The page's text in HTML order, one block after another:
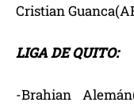
Cristian
LIGA DE QUITO:
-Brahian